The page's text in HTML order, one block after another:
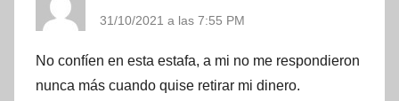
31/10/2021 a las 7:55 PM
No confíen en esta estafa, a mi no me respondieron
nunca más cuando quise retirar mi dinero.